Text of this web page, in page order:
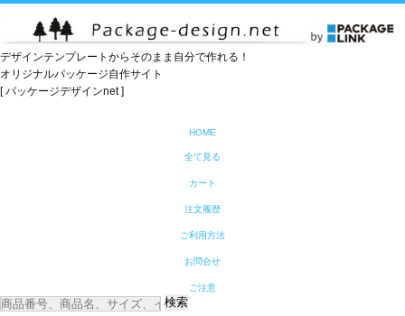
デザインテンプレートからそのまま自分で作れる！
オリジナルパッケージ自作サイト
[ パッケージデザインnet ]
HOME
全て見る
カート
注文履歴
ご利用方法
お問合せ
ご注意
検索